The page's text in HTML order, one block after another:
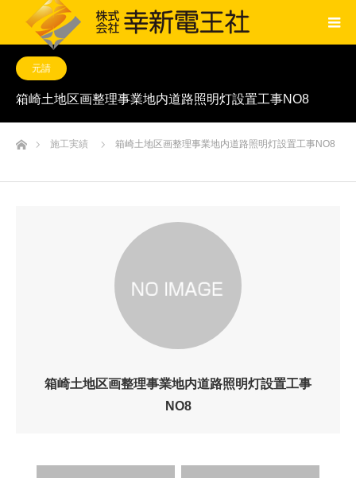
元請
箱崎土地区画整理事業地内道路照明灯設置工事NO8
ホーム施工実績 箱崎土地区画整理事業地内道路照明灯設置工事NO8
箱崎土地区画整理事業地内道路照明灯設置工事
NO8